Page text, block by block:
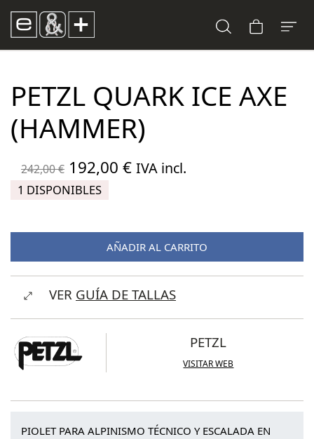
PETZL QUARK ICE AXE
(HAMMER)
242,00€ El
precio
era:
242,00 €.
192,00 €El
es:
192,00 €.
IVA incl.
1 DISPONIBLES
AÑADIR AL CARRITO
VER GUÍA DE TALLAS
PETZL
VISITAR WEB
PIOLET PARA ALPINISMO TÉCNICO Y ESCALADA EN